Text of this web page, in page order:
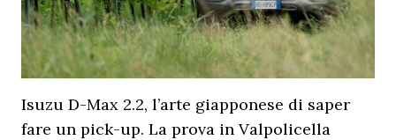
Isuzu D-Max 2.2, l’arte giapponese di saper
fare un pick-up. La prova in Valpolicella